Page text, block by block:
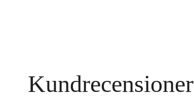
Kundrecensioner